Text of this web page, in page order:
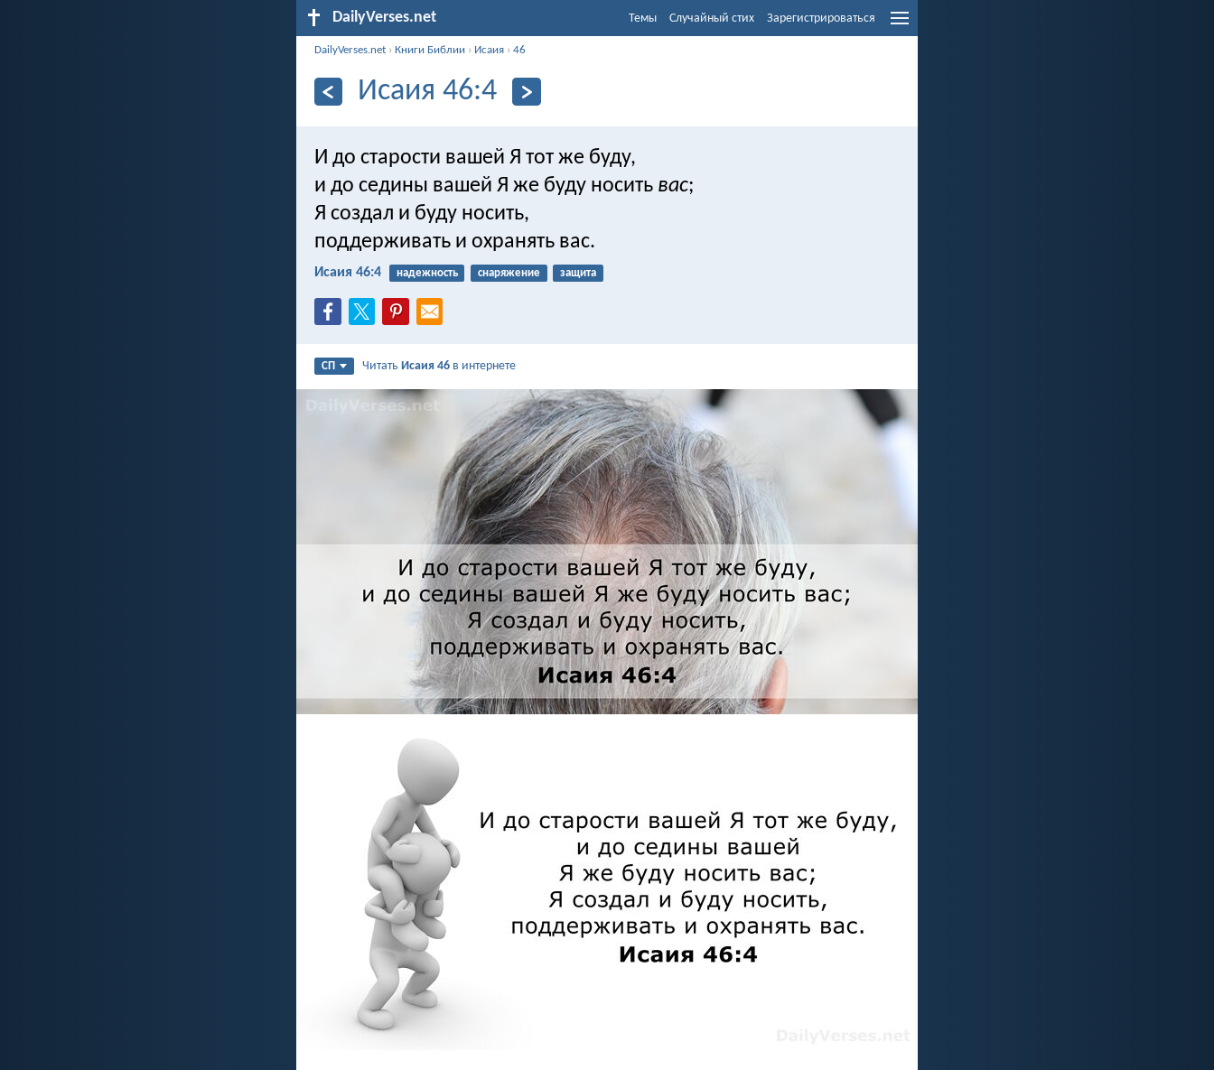
DailyVerses.net Темы Случайный стих Зарегистрироваться
DailyVerses.net ›Книги Библии › Исаия ›46
Исаия 46:4
И до старости вашей Я тот же буду,
и до седины вашей Я же буду носить вас;
Я создал и буду носить,
поддерживать и охранять вас.
Исаия 46:4 надежность снаряжение защита
СП ЧитатьИсаия 46 в интернете